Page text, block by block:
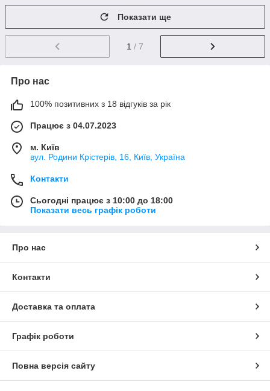
Показати ще
1 / 7
Про нас
100% позитивних з 18 відгуків за рік
Працює з 04.07.2023
м. Київ
вул. Родини Крістерів, 16, Київ, Україна
Контакти
Сьогодні працює з 10:00 до 18:00
Показати весь графік роботи
Про нас
Контакти
Доставка та оплата
Графік роботи
Повна версія сайту